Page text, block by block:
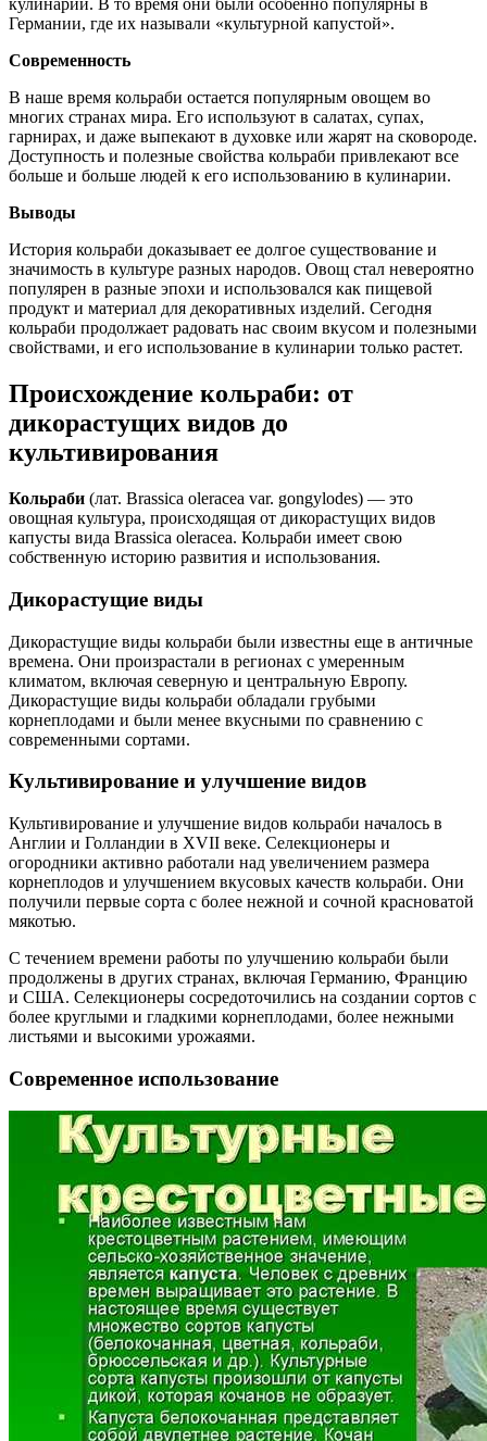
кулинарии. В то время они были особенно популярны в
Германии, где их называли «культурной капустой».
Современность
В наше время кольраби остается популярным овощем во
многих странах мира. Его используют в салатах, супах,
гарнирах, и даже выпекают в духовке или жарят на сковороде.
Доступность и полезные свойства кольраби привлекают все
больше и больше людей к его использованию в кулинарии.
Выводы
История кольраби доказывает ее долгое существование и
значимость в культуре разных народов. Овощ стал невероятно
популярен в разные эпохи и использовался как пищевой
продукт и материал для декоративных изделий. Сегодня
кольраби продолжает радовать нас своим вкусом и полезными
свойствами, и его использование в кулинарии только растет.
Происхождение кольраби: от
дикорастущих видов до
культивирования
Кольраби (лат. Brassica oleracea var. gongylodes) — это
овощная культура, происходящая от дикорастущих видов
капусты вида Brassica oleracea. Кольраби имеет свою
собственную историю развития и использования.
Дикорастущие виды
Дикорастущие виды кольраби были известны еще в античные
времена. Они произрастали в регионах с умеренным
климатом, включая северную и центральную Европу.
Дикорастущие виды кольраби обладали грубыми
корнеплодами и были менее вкусными по сравнению с
современными сортами.
Культивирование и улучшение видов
Культивирование и улучшение видов кольраби началось в
Англии и Голландии в XVII веке. Селекционеры и
огородники активно работали над увеличением размера
корнеплодов и улучшением вкусовых качеств кольраби. Они
получили первые сорта с более нежной и сочной красноватой
мякотью.
С течением времени работы по улучшению кольраби были
продолжены в других странах, включая Германию, Францию
и США. Селекционеры сосредоточились на создании сортов с
более круглыми и гладкими корнеплодами, более нежными
листьями и высокими урожаями.
Современное использование